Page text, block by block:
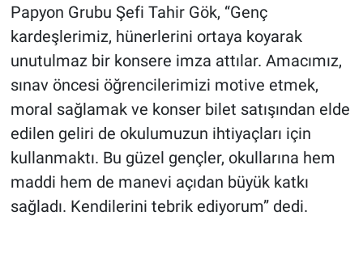
Papyon Grubu Şefi Tahir Gök, “Genç
kardeşlerimiz, hünerlerini ortaya koyarak
unutulmaz bir konsere imza attılar. Amacımız,
sınav öncesi öğrencilerimizi motive etmek,
moral sağlamak ve konser bilet satışından elde
edilen geliri de okulumuzun ihtiyaçları için
kullanmaktı. Bu güzel gençler, okullarına hem
maddi hem de manevi açıdan büyük katkı
sağladı. Kendilerini tebrik ediyorum” dedi.